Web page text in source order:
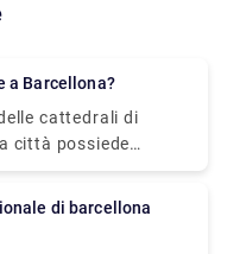
a Barcellona?
cattedrali di
città possiede
e intriganti del
e il Parco